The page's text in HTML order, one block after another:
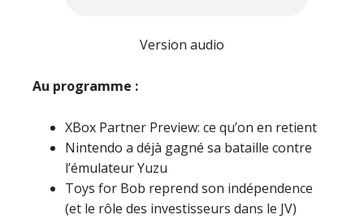
Version audio
Au programme :
XBox Partner Preview: ce qu’on en retient
Nintendo a déjà gagné sa bataille contre
l’émulateur Yuzu
Toys for Bob reprend son indépendence
(et le rôle des investisseurs dans le JV)